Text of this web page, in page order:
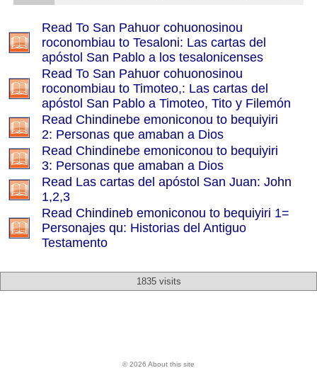
Read To San Pahuor cohuonosinou
roconombiau to Tesaloni: Las cartas del
apóstol San Pablo a los tesalonicenses
Read To San Pahuor cohuonosinou
roconombiau to Timoteo,: Las cartas del
apóstol San Pablo a Timoteo, Tito y Filemón
Read Chindinebe emoniconou to bequiyiri
2: Personas que amaban a Dios
Read Chindinebe emoniconou to bequiyiri
3: Personas que amaban a Dios
Read Las cartas del apóstol San Juan: John
1,2,3
Read Chindineb emoniconou to bequiyiri 1=
Personajes qu: Historias del Antiguo
Testamento
1835 visits
© 2026 About this site